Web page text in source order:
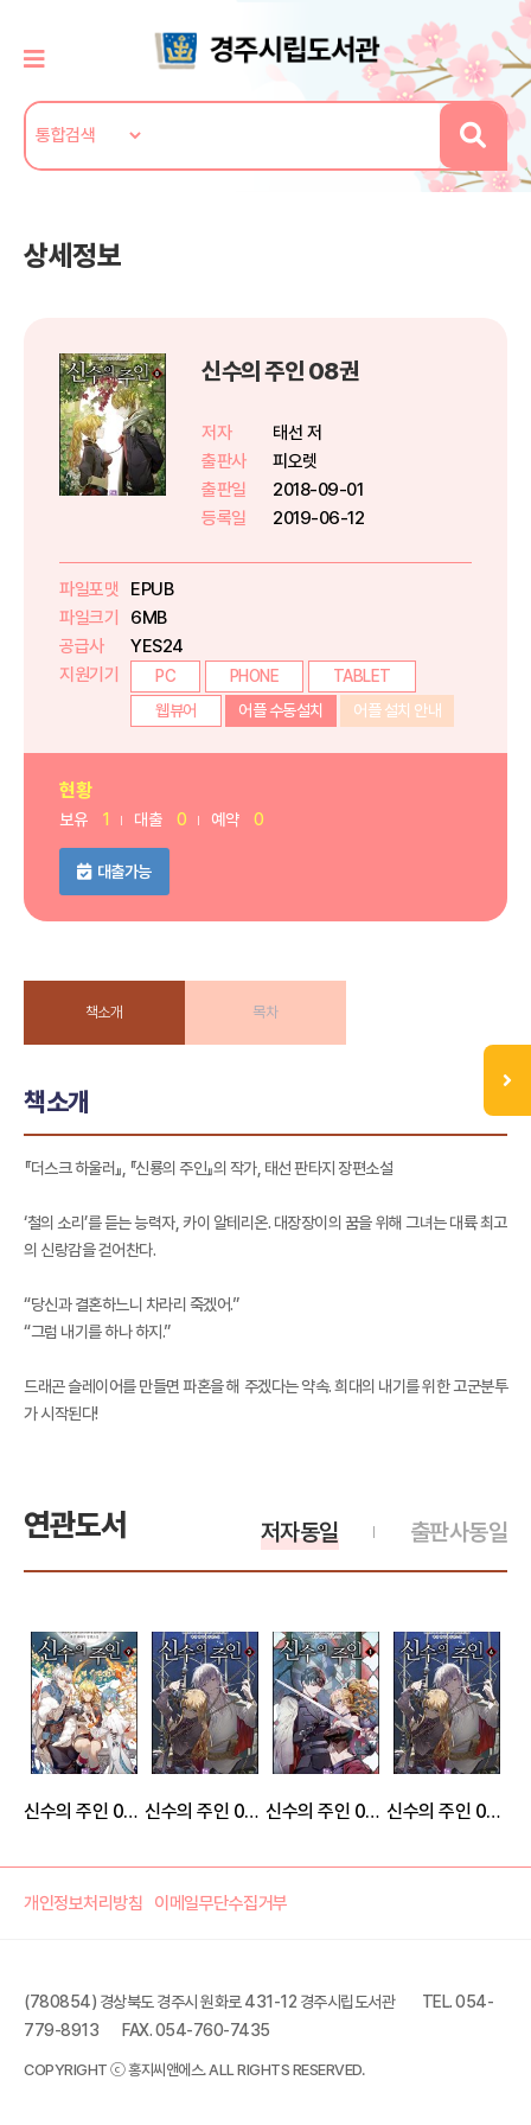
상세정보
신수의 주인 08권
저자
태선 저
출판사
피오렛
출판일
2018-09-01
등록일
2019-06-12
파일포맷
EPUB
파일크기
6MB
공급사
YES24
지원기기
PC PHONE
TABLET
웹뷰어
어플 수동설치 어플 설치 안내
현황
보유 1 대출 0 예약 0
대출가능
책소개 목차
책소개
『더스크 하울러』, 『신룡의 주인』의 작가, 태선 판타지 장편소설
‘철의 소리’를 듣는 능력자, 카이 알테리온. 대장장이의 꿈을 위해 그녀는 대륙 최고
의 신랑감을 걷어찬다.
“당신과 결혼하느니 차라리 죽겠어.”
“그럼 내기를 하나 하지.”
드래곤 슬레이어를 만들면 파혼을 해 주겠다는 약속. 희대의 내기를 위한 고군분투
가 시작된다!
연관도서 출판사동일
저자동일
신수의 주인 09권 신수의 주인 03권 신수의 주인 01권 신수의 주인 04권
개인정보처리방침 이메일무단수집거부
(780854) 경상북도 경주시 원화로 431-12 경주시립도서관
TEL. 054-
779-8913
FAX. 054-760-7435
COPYRIGHT ⓒ 홍지씨앤에스. ALL RIGHTS RESERVED.